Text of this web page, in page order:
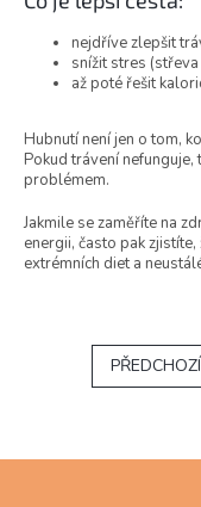
nejdříve zlepšit
snížit stres
až poté řešit
Hubnutí není jen o tom,
Pokud trávení
problémem.
Jakmile se zaměříte na
energii, často pak
extrémních diet a